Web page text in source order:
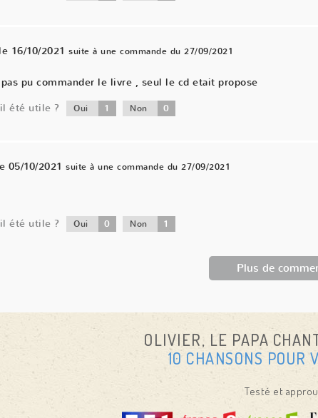
16/10/2021 suite à une commande du 27/09/2021
pu commander le livre , seul le cd etait propose
été utile ?
Oui 1 Non 0
05/10/2021 suite à une commande du 27/09/2021
été utile ?
Oui 0 Non 1
Plus de
OLIVIER, LE PAPA
10 CHANSONS POUR
Testé et